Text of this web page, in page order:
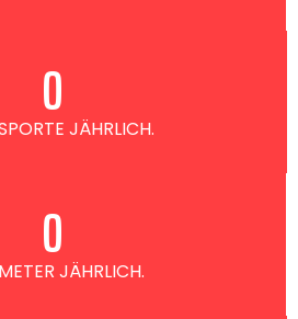
JÄHRLICH.
0
JÄHRLICH.
0